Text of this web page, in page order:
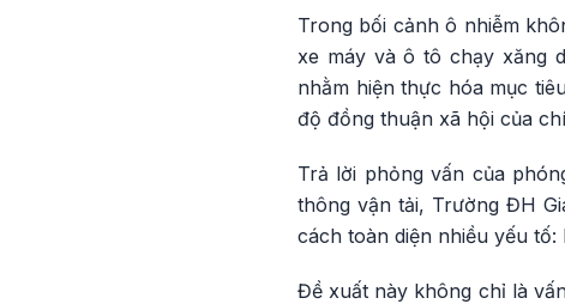
Trong bối cảnh ô nhiễm
xe máy và ô tô chạy xăng
nhằm hiện thực hóa mục
độ đồng thuận xã hội của
Trả lời phỏng vấn của
thông vận tải, Trường ĐH
cách toàn diện nhiều yếu
Đề xuất này không chỉ là